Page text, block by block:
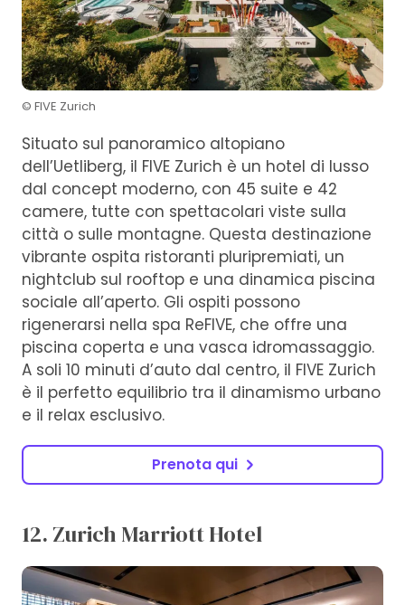
© FIVE Zurich
Situato sul panoramico altopiano
dell’Uetliberg, il FIVE Zurich è un hotel di lusso
dal concept moderno, con 45 suite e 42
camere, tutte con spettacolari viste sulla
città o sulle montagne. Questa destinazione
vibrante ospita ristoranti pluripremiati, un
nightclub sul rooftop e una dinamica piscina
sociale all’aperto. Gli ospiti possono
rigenerarsi nella spa ReFIVE, che offre una
piscina coperta e una vasca idromassaggio.
A soli 10 minuti d’auto dal centro, il FIVE Zurich
è il perfetto equilibrio tra il dinamismo urbano
e il relax esclusivo.
Prenota qui
12. Zurich Marriott Hotel